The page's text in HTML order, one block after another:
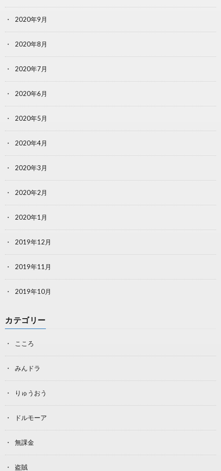
2020年9月
2020年8月
2020年7月
2020年6月
2020年5月
2020年4月
2020年3月
2020年2月
2020年1月
2019年12月
2019年11月
2019年10月
カテゴリー
こころ
みんドラ
りゅうおう
ドルモーア
無課金
盗賊